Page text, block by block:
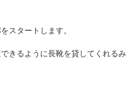
スタートします。
きるように長靴を貸してくれるみ